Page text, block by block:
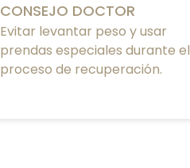
CONSEJO DOCTOR
Evitar levantar peso y usar
prendas especiales durante el
proceso de recuperación.